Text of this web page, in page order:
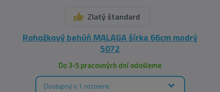
Zlatý štandard
Rohožkový behúň MALAGA šírka 66cm modrý
5072
Do 3-5 pracovných dní odošleme
Dostupný v 1 rozmere